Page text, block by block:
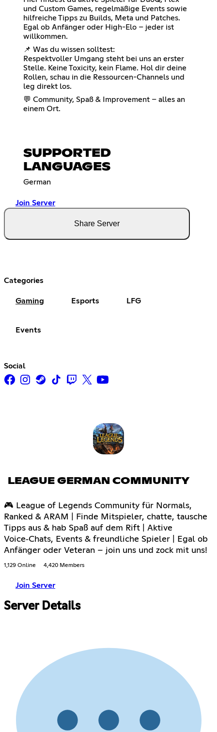
und Custom Games, regelmäßige Events sowie
hilfreiche Tipps zu Builds, Meta und Patches.
Egal ob Anfänger oder High-Elo – jeder ist
willkommen.
📌 Was du wissen solltest:
Respektvoller Umgang steht bei uns an erster
Stelle. Keine Toxicity, kein Flame. Hol dir deine
Rollen, schau in die Ressourcen-Channels und
leg direkt los.
💬 Community, Spaß & Improvement – alles an
einem Ort.
SUPPORTED
LANGUAGES
German
Join Server
Share Server
Categories
Gaming Esports LFG
Events
Social
LEAGUE GERMAN COMMUNITY
🎮 League of Legends Community für Normals,
Ranked & ARAM | Finde Mitspieler, chatte, tausche
Tipps aus & hab Spaß auf dem Rift | Aktive
Voice‑Chats, Events & freundliche Spieler | Egal ob
Anfänger oder Veteran – join uns und zock mit uns!
1,129 Online 4,420 Members
Join Server
Server Details